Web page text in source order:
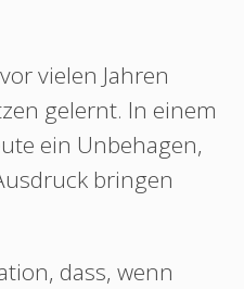
vielen Jahren
gelernt. In einem
ein Unbehagen,
bringen
dass, wenn